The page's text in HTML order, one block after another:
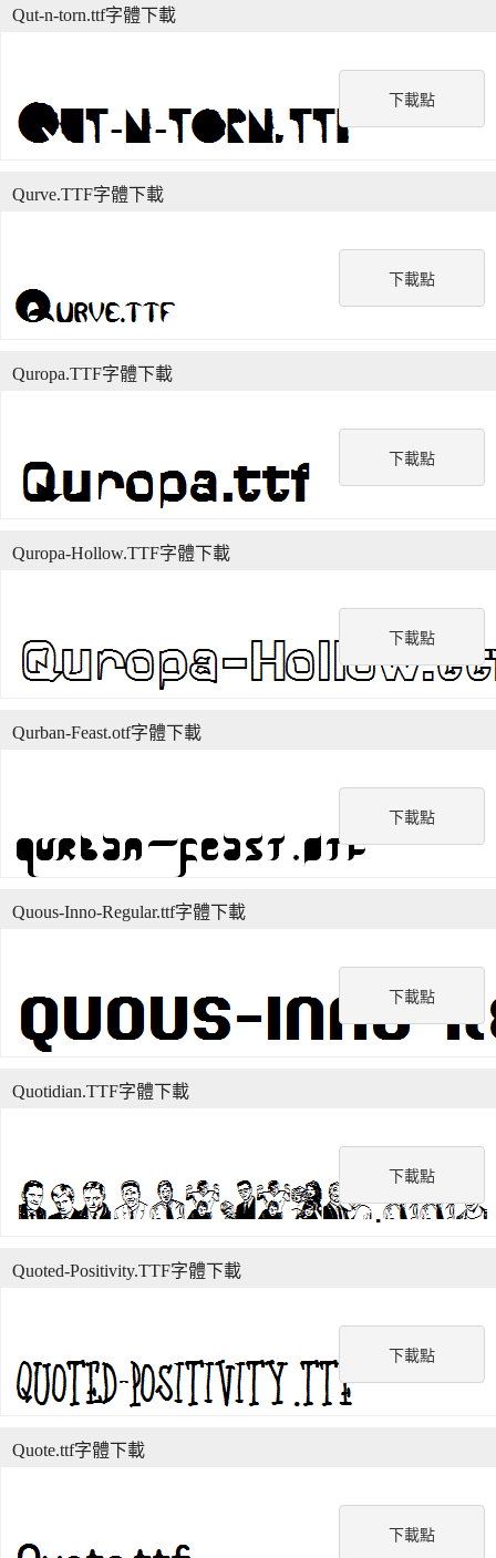
下載點
Qut-n-torn.ttf字體下載
下載點
Qurve.TTF字體下載
下載點
Quropa.TTF字體下載
下載點
Quropa-Hollow.TTF字體下載
下載點
Qurban-Feast.otf字體下載
下載點
Quous-Inno-Regular.ttf字體下載
下載點
Quotidian.TTF字體下載
下載點
Quoted-Positivity.TTF字體下載
下載點
Quote.ttf字體下載